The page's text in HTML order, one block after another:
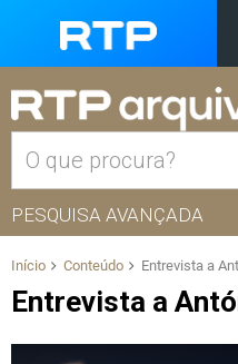
PESQUISA AVANÇADA
Início Conteúdo Entrevista a
Entrevista a